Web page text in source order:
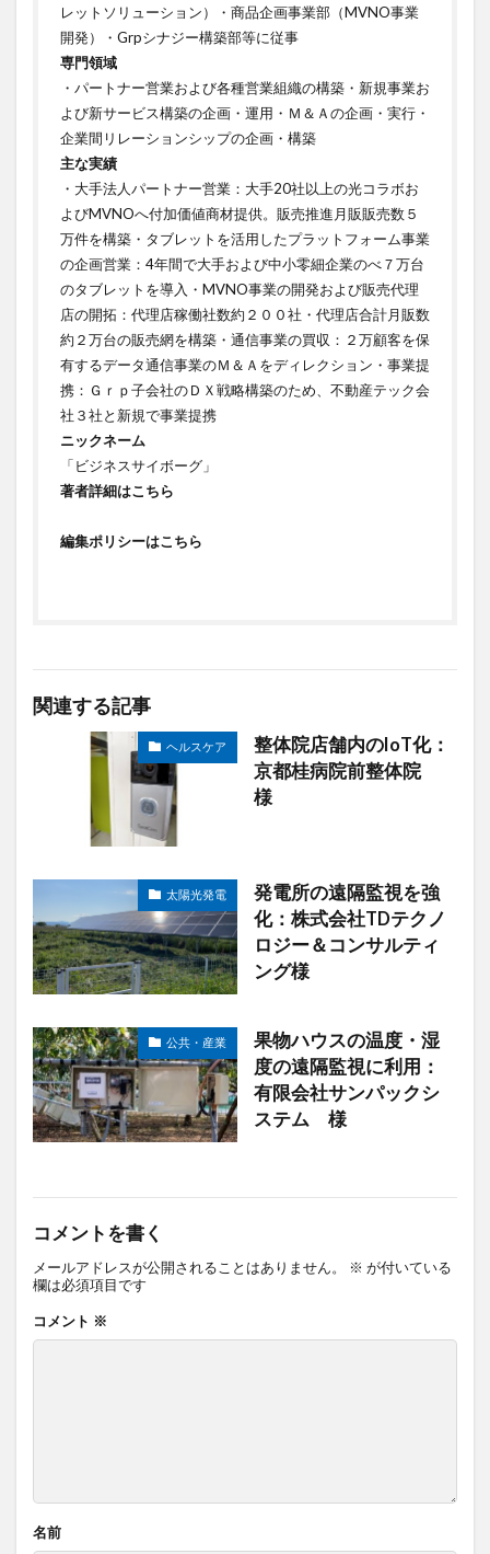
レットソリューション）・商品企画事業部（MVNO事業
開発）・Grpシナジー構築部等に従事
専門領域
・パートナー営業および各種営業組織の構築・新規事業お
よび新サービス構築の企画・運用・Ｍ＆Ａの企画・実行・
企業間リレーションシップの企画・構築ㅤㅤㅤㅤㅤㅤㅤㅤ
主な実績
・大手法人パートナー営業：大手20社以上の光コラボお
よびMVNOへ付加価値商材提供。販売推進月販販売数５
万件を構築・タブレットを活用したプラットフォーム事業
の企画営業：4年間で大手および中小零細企業のべ７万台
のタブレットを導入・MVNO事業の開発および販売代理
店の開拓：代理店稼働社数約２００社・代理店合計月販数
約２万台の販売網を構築・通信事業の買収：２万顧客を保
有するデータ通信事業のＭ＆Ａをディレクション・事業提
携：Ｇｒｐ子会社のＤＸ戦略構築のため、不動産テック会
社３社と新規で事業提携
ニックネーム
「ビジネスサイボーグ」
著者詳細はこちら
編集ポリシーはこちら
関連する記事
ヘルスケア
整体院店舗内のIoT化：
京都桂病院前整体院
様
太陽光発電
発電所の遠隔監視を強
化：株式会社TDテクノ
ロジー＆コンサルティ
ング様
公共・産業
果物ハウスの温度・湿
度の遠隔監視に利用：
有限会社サンパックシ
ステム 様
コメントを書く
メールアドレスが公開されることはありません。 ※ が付いている
欄は必須項目です
コメント ※
名前